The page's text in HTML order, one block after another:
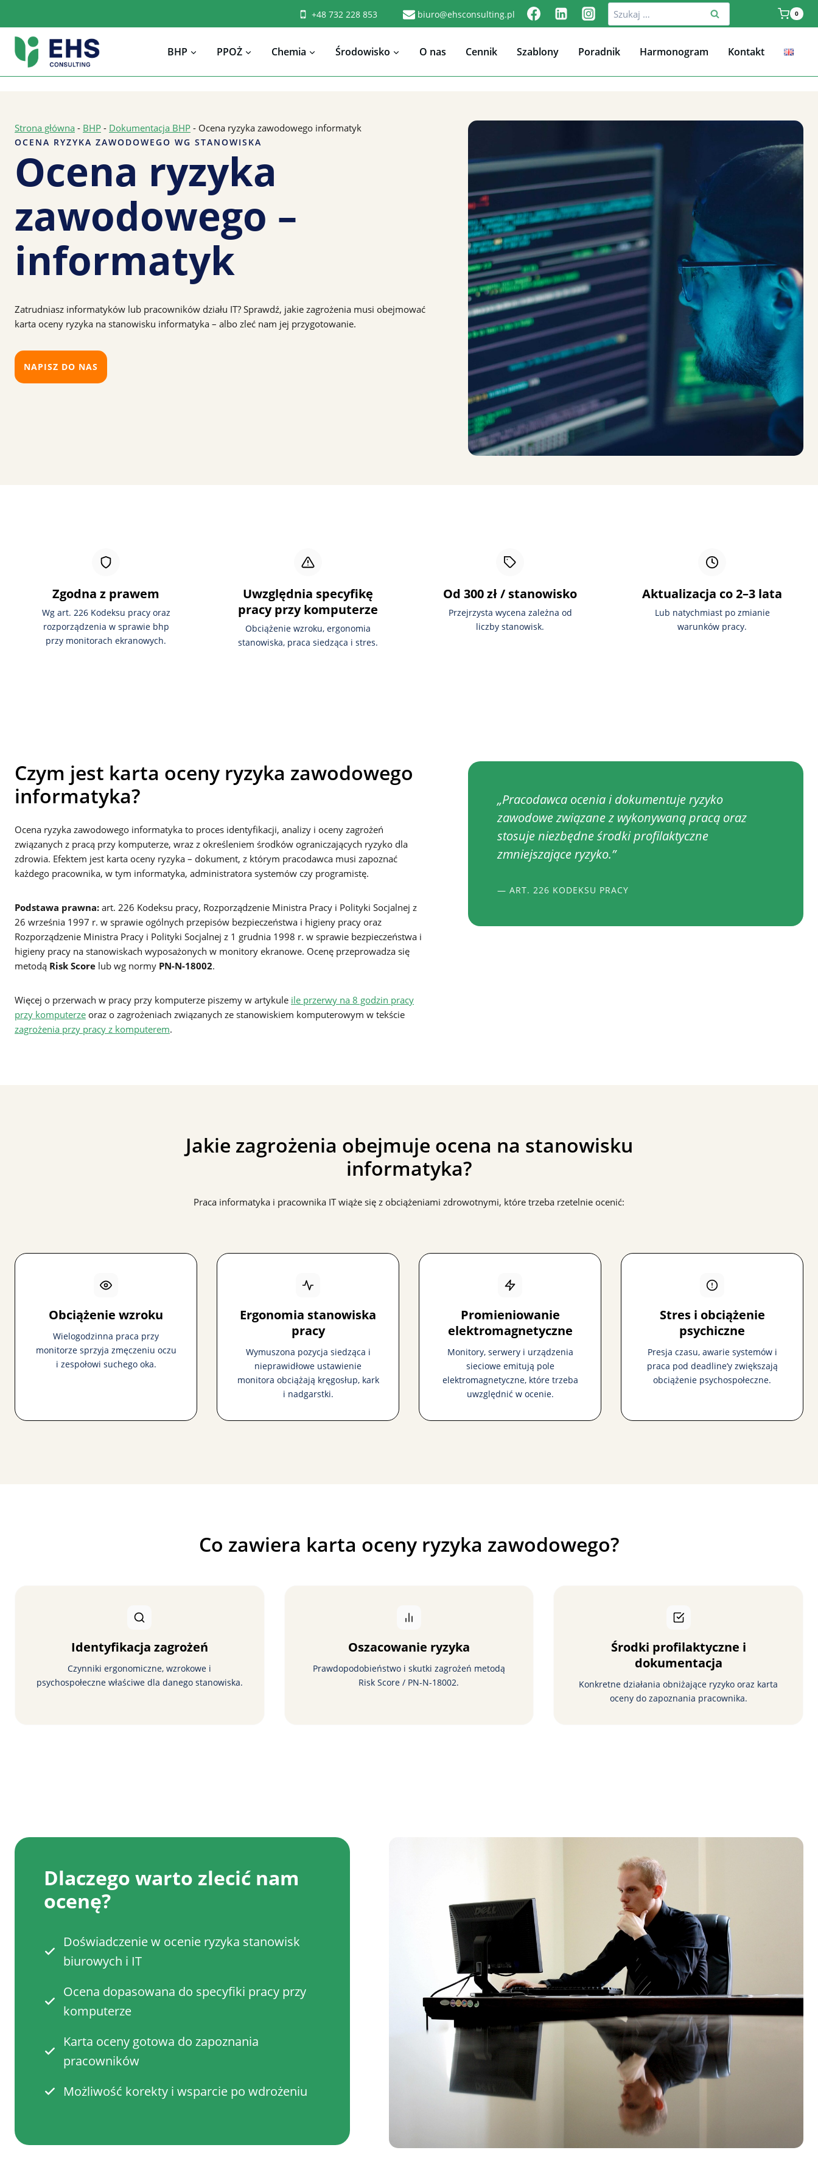
treści
+48 732 228 853 biuro@ehsconsulting.pl Szukaj: 0
BHP PPOŻ Chemia Środowisko O nas Cennik Szablony Poradnik Harmonogram Kontakt
Strona główna - BHP - Dokumentacja BHP - Ocena ryzyka zawodowego informatyk
OCENA RYZYKA ZAWODOWEGO WG STANOWISKA
Ocena ryzyka
zawodowego –
informatyk
Zatrudniasz informatyków lub pracowników działu IT? Sprawdź, jakie zagrożenia musi obejmować
karta oceny ryzyka na stanowisku informatyka – albo zleć nam jej przygotowanie.
NAPISZ DO NAS
Zgodna z prawem
Wg art. 226 Kodeksu pracy oraz
rozporządzenia w sprawie bhp
przy monitorach ekranowych.
Uwzględnia specyfikę
pracy przy komputerze
Obciążenie wzroku, ergonomia
stanowiska, praca siedząca i stres.
Od 300 zł / stanowisko
Przejrzysta wycena zależna od
liczby stanowisk.
Aktualizacja co 2–3 lata
Lub natychmiast po zmianie
warunków pracy.
Czym jest karta oceny ryzyka zawodowego
informatyka?
Ocena ryzyka zawodowego informatyka to proces identyfikacji, analizy i oceny zagrożeń
związanych z pracą przy komputerze, wraz z określeniem środków ograniczających ryzyko dla
zdrowia. Efektem jest karta oceny ryzyka – dokument, z którym pracodawca musi zapoznać
każdego pracownika, w tym informatyka, administratora systemów czy programistę.
Podstawa prawna: art. 226 Kodeksu pracy, Rozporządzenie Ministra Pracy i Polityki Socjalnej z
26 września 1997 r. w sprawie ogólnych przepisów bezpieczeństwa i higieny pracy oraz
Rozporządzenie Ministra Pracy i Polityki Socjalnej z 1 grudnia 1998 r. w sprawie bezpieczeństwa i
higieny pracy na stanowiskach wyposażonych w monitory ekranowe. Ocenę przeprowadza się
metodą Risk Score lub wg normy PN-N-18002.
Więcej o przerwach w pracy przy komputerze piszemy w artykule ile przerwy na 8 godzin pracy
przy komputerze oraz o zagrożeniach związanych ze stanowiskiem komputerowym w tekście
zagrożenia przy pracy z komputerem.
„Pracodawca ocenia i dokumentuje ryzyko
zawodowe związane z wykonywaną pracą oraz
stosuje niezbędne środki profilaktyczne
zmniejszające ryzyko.”
— ART. 226 KODEKSU PRACY
Jakie zagrożenia obejmuje ocena na stanowisku
informatyka?
Praca informatyka i pracownika IT wiąże się z obciążeniami zdrowotnymi, które trzeba rzetelnie ocenić:
Obciążenie wzroku
Wielogodzinna praca przy
monitorze sprzyja zmęczeniu oczu
i zespołowi suchego oka.
Ergonomia stanowiska
pracy
Wymuszona pozycja siedząca i
nieprawidłowe ustawienie
monitora obciążają kręgosłup, kark
i nadgarstki.
Promieniowanie
elektromagnetyczne
Monitory, serwery i urządzenia
sieciowe emitują pole
elektromagnetyczne, które trzeba
uwzględnić w ocenie.
Stres i obciążenie
psychiczne
Presja czasu, awarie systemów i
praca pod deadline’y zwiększają
obciążenie psychospołeczne.
Co zawiera karta oceny ryzyka zawodowego?
Identyfikacja zagrożeń
Czynniki ergonomiczne, wzrokowe i
psychospołeczne właściwe dla danego stanowiska.
Oszacowanie ryzyka
Prawdopodobieństwo i skutki zagrożeń metodą
Risk Score / PN-N-18002.
Środki profilaktyczne i
dokumentacja
Konkretne działania obniżające ryzyko oraz karta
oceny do zapoznania pracownika.
Dlaczego warto zlecić nam
ocenę?
Doświadczenie w ocenie ryzyka stanowisk
biurowych i IT
Ocena dopasowana do specyfiki pracy przy
komputerze
Karta oceny gotowa do zapoznania
pracowników
Możliwość korekty i wsparcie po wdrożeniu